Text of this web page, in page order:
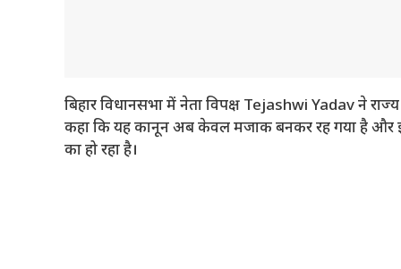
बिहार विधानसभा में नेता विपक्ष Tejashwi Yadav ने
कहा कि यह कानून अब केवल मजाक बनकर रह गया है और
का हो रहा है।